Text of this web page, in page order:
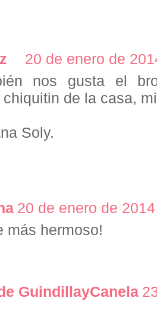
20 de enero de
nos gusta el
de la casa,
Soly.
20 de enero de
más hermoso!
GuindillayCanela